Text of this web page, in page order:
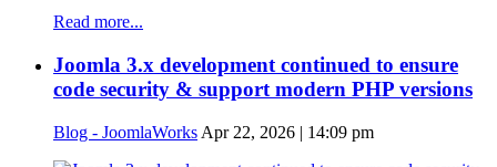
Read more...
Joomla 3.x development continued to ensure
code security & support modern PHP versions
Blog - JoomlaWorks Apr 22, 2026 | 14:09 pm